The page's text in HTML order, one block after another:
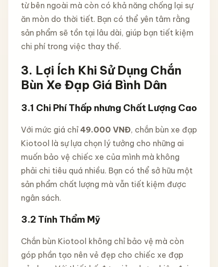
từ bên ngoài mà còn có khả năng chống lại sự
ăn mòn do thời tiết. Bạn có thể yên tâm rằng
sản phẩm sẽ tồn tại lâu dài, giúp bạn tiết kiệm
chi phí trong việc thay thế.
3. Lợi Ích Khi Sử Dụng Chắn
Bùn Xe Đạp Giá Bình Dân
3.1 Chi Phí Thấp nhưng Chất Lượng Cao
Với mức giá chỉ 49.000 VNĐ, chắn bùn xe đạp
Kiotool là sự lựa chọn lý tưởng cho những ai
muốn bảo vệ chiếc xe của mình mà không
phải chi tiêu quá nhiều. Bạn có thể sở hữu một
sản phẩm chất lượng mà vẫn tiết kiệm được
ngân sách.
3.2 Tính Thẩm Mỹ
Chắn bùn Kiotool không chỉ bảo vệ mà còn
góp phần tạo nên vẻ đẹp cho chiếc xe đạp